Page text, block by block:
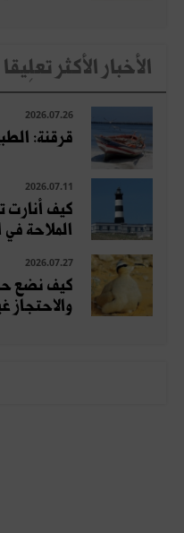
الأخبار الأكثر تعلِيقا
2026.07.26
قرقنة:
2026.07.11
كيف أنارت
الملاحة
2026.07.27
كيف نضع
والاحتجاز